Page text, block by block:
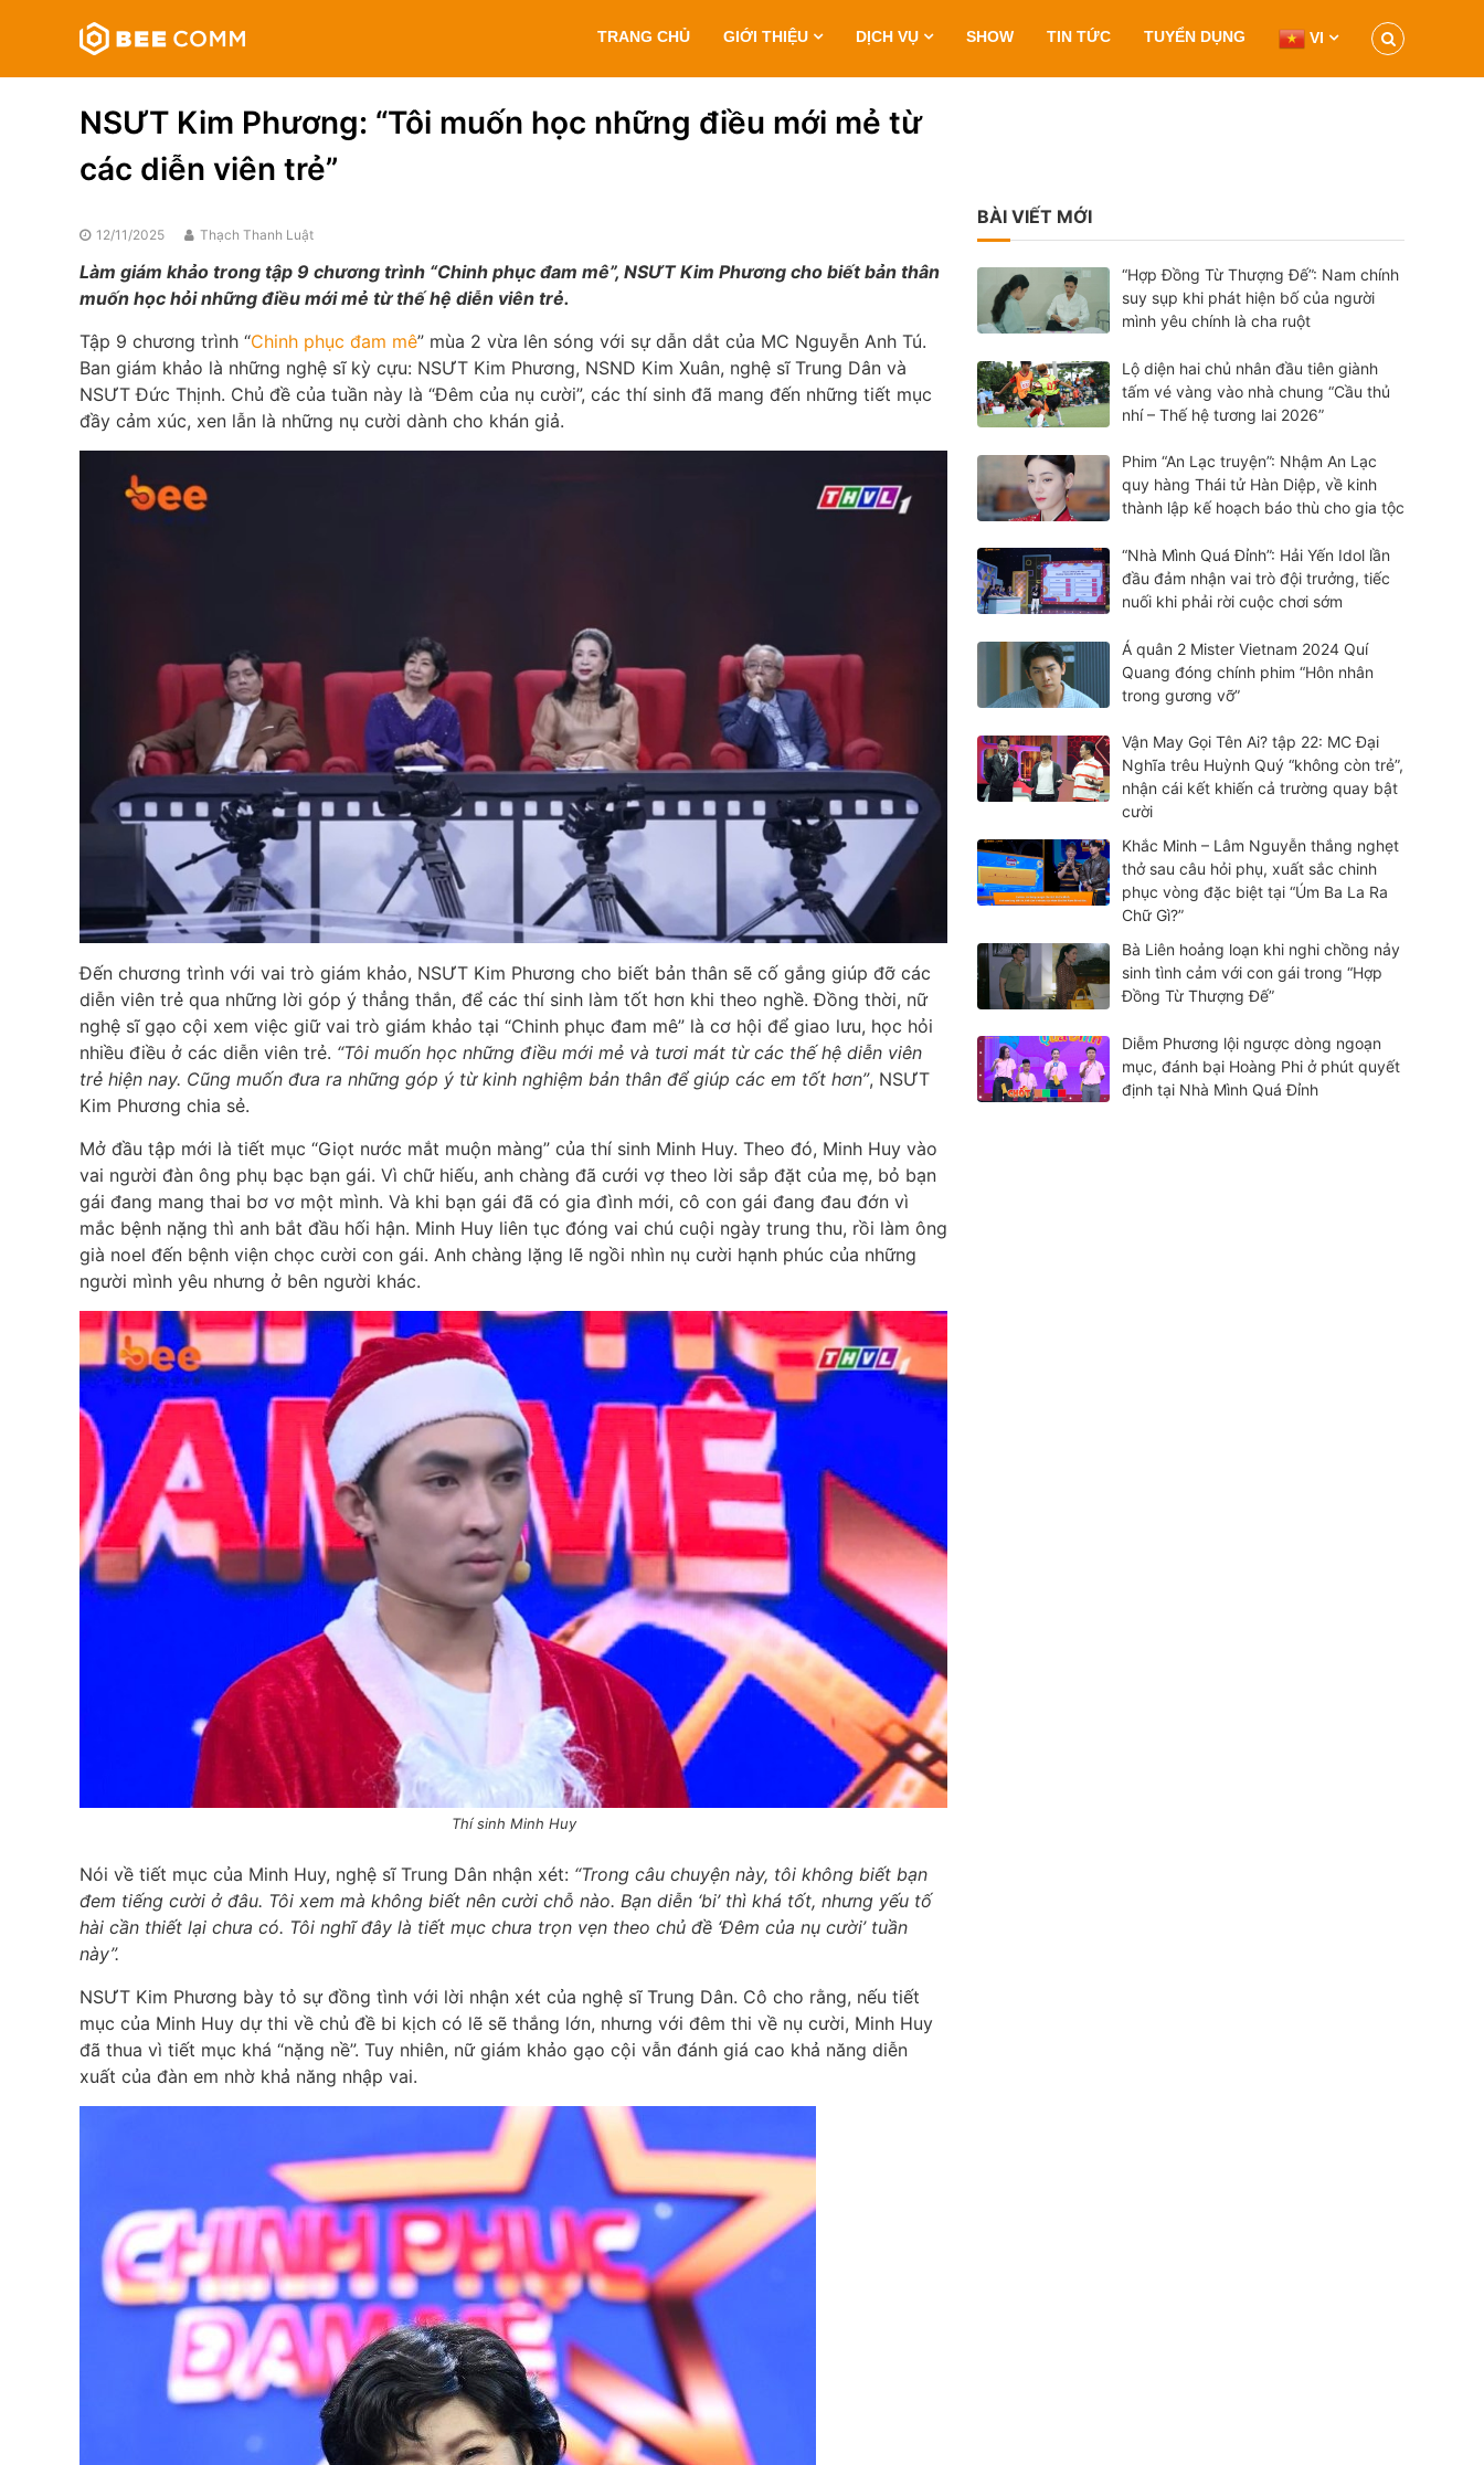
Bee
Comm
Truyền
đa
tiện
TRANG CHỦ GIỚI THIỆU DỊCH VỤ SHOW TIN TỨC TUYỂN DỤNG VI
NSƯT Kim Phương: “Tôi muốn học những điều mới mẻ từ
các diễn viên trẻ”
12/11/2025 Thạch Thanh Luật
Làm giám khảo trong tập 9 chương trình “Chinh phục đam mê”, NSƯT Kim Phương cho biết bản thân
muốn học hỏi những điều mới mẻ từ thế hệ diễn viên trẻ.
Tập 9 chương trình “Chinh phục đam mê” mùa 2 vừa lên sóng với sự dẫn dắt của MC Nguyễn Anh Tú.
Ban giám khảo là những nghệ sĩ kỳ cựu: NSƯT Kim Phương, NSND Kim Xuân, nghệ sĩ Trung Dân và
NSƯT Đức Thịnh. Chủ đề của tuần này là “Đêm của nụ cười”, các thí sinh đã mang đến những tiết mục
đầy cảm xúc, xen lẫn là những nụ cười dành cho khán giả.
Đến chương trình với vai trò giám khảo, NSƯT Kim Phương cho biết bản thân sẽ cố gắng giúp đỡ các
diễn viên trẻ qua những lời góp ý thẳng thắn, để các thí sinh làm tốt hơn khi theo nghề. Đồng thời, nữ
nghệ sĩ gạo cội xem việc giữ vai trò giám khảo tại “Chinh phục đam mê” là cơ hội để giao lưu, học hỏi
nhiều điều ở các diễn viên trẻ. “Tôi muốn học những điều mới mẻ và tươi mát từ các thế hệ diễn viên
trẻ hiện nay. Cũng muốn đưa ra những góp ý từ kinh nghiệm bản thân để giúp các em tốt hơn”, NSƯT
Kim Phương chia sẻ.
Mở đầu tập mới là tiết mục “Giọt nước mắt muộn màng” của thí sinh Minh Huy. Theo đó, Minh Huy vào
vai người đàn ông phụ bạc bạn gái. Vì chữ hiếu, anh chàng đã cưới vợ theo lời sắp đặt của mẹ, bỏ bạn
gái đang mang thai bơ vơ một mình. Và khi bạn gái đã có gia đình mới, cô con gái đang đau đớn vì
mắc bệnh nặng thì anh bắt đầu hối hận. Minh Huy liên tục đóng vai chú cuội ngày trung thu, rồi làm ông
già noel đến bệnh viện chọc cười con gái. Anh chàng lặng lẽ ngồi nhìn nụ cười hạnh phúc của những
người mình yêu nhưng ở bên người khác.
Thí sinh Minh Huy
Nói về tiết mục của Minh Huy, nghệ sĩ Trung Dân nhận xét: “Trong câu chuyện này, tôi không biết bạn
đem tiếng cười ở đâu. Tôi xem mà không biết nên cười chỗ nào. Bạn diễn ‘bi’ thì khá tốt, nhưng yếu tố
hài cần thiết lại chưa có. Tôi nghĩ đây là tiết mục chưa trọn vẹn theo chủ đề ‘Đêm của nụ cười’ tuần
này”.
NSƯT Kim Phương bày tỏ sự đồng tình với lời nhận xét của nghệ sĩ Trung Dân. Cô cho rằng, nếu tiết
mục của Minh Huy dự thi về chủ đề bi kịch có lẽ sẽ thắng lớn, nhưng với đêm thi về nụ cười, Minh Huy
đã thua vì tiết mục khá “nặng nề”. Tuy nhiên, nữ giám khảo gạo cội vẫn đánh giá cao khả năng diễn
xuất của đàn em nhờ khả năng nhập vai.
BÀI VIẾT MỚI
“Hợp Đồng Từ Thượng Đế”: Nam chính
suy sụp khi phát hiện bố của người
mình yêu chính là cha ruột
Lộ diện hai chủ nhân đầu tiên giành
tấm vé vàng vào nhà chung “Cầu thủ
nhí – Thế hệ tương lai 2026”
Phim “An Lạc truyện”: Nhậm An Lạc
quy hàng Thái tử Hàn Diệp, về kinh
thành lập kế hoạch báo thù cho gia tộc
“Nhà Mình Quá Đỉnh”: Hải Yến Idol lần
đầu đảm nhận vai trò đội trưởng, tiếc
nuối khi phải rời cuộc chơi sớm
Á quân 2 Mister Vietnam 2024 Quí
Quang đóng chính phim “Hôn nhân
trong gương vỡ”
Vận May Gọi Tên Ai? tập 22: MC Đại
Nghĩa trêu Huỳnh Quý “không còn trẻ”,
nhận cái kết khiến cả trường quay bật
cười
Khắc Minh – Lâm Nguyễn thắng nghẹt
thở sau câu hỏi phụ, xuất sắc chinh
phục vòng đặc biệt tại “Úm Ba La Ra
Chữ Gì?”
Bà Liên hoảng loạn khi nghi chồng nảy
sinh tình cảm với con gái trong “Hợp
Đồng Từ Thượng Đế”
Diễm Phương lội ngược dòng ngoạn
mục, đánh bại Hoàng Phi ở phút quyết
định tại Nhà Mình Quá Đỉnh